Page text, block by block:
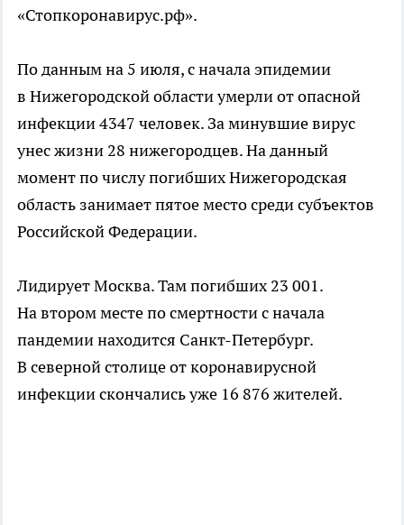
«Стопкоронавирус.рф».
По данным на 5 июля, с начала эпидемии
в Нижегородской области умерли от опасной
инфекции 4347 человек. За минувшие вирус
унес жизни 28 нижегородцев. На данный
момент по числу погибших Нижегородская
область занимает пятое место среди субъектов
Российской Федерации.
Лидирует Москва. Там погибших 23 001.
На втором месте по смертности с начала
пандемии находится Санкт-Петербург.
В северной столице от коронавирусной
инфекции скончались уже 16 876 жителей.